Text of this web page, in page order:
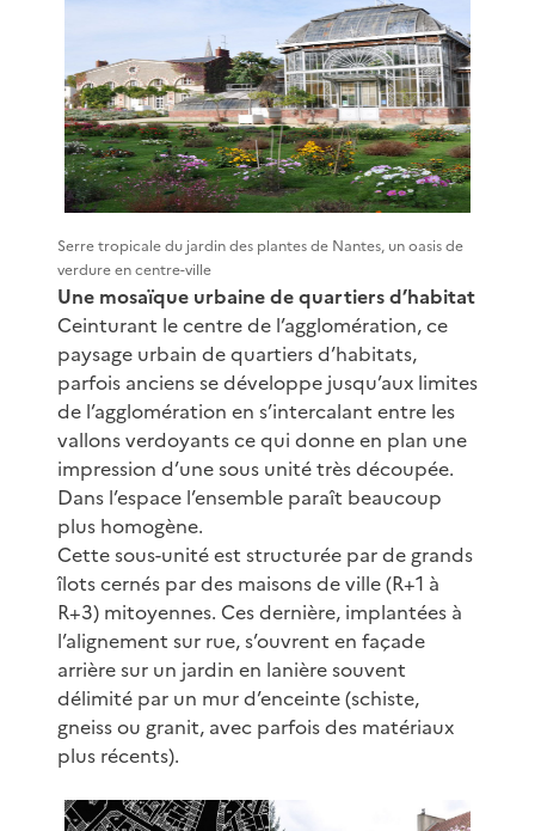
Serre tropicale du jardin des plantes de Nantes, un oasis de
verdure en centre-ville
Une mosaïque urbaine de quartiers d’habitat
Ceinturant le centre de l’agglomération, ce
paysage urbain de quartiers d’habitats,
parfois anciens se développe jusqu’aux limites
de l’agglomération en s’intercalant entre les
vallons verdoyants ce qui donne en plan une
impression d’une sous unité très découpée.
Dans l’espace l’ensemble paraît beaucoup
plus homogène.
Cette sous-unité est structurée par de grands
îlots cernés par des maisons de ville (R+1 à
R+3) mitoyennes. Ces dernière, implantées à
l’alignement sur rue, s’ouvrent en façade
arrière sur un jardin en lanière souvent
délimité par un mur d’enceinte (schiste,
gneiss ou granit, avec parfois des matériaux
plus récents).